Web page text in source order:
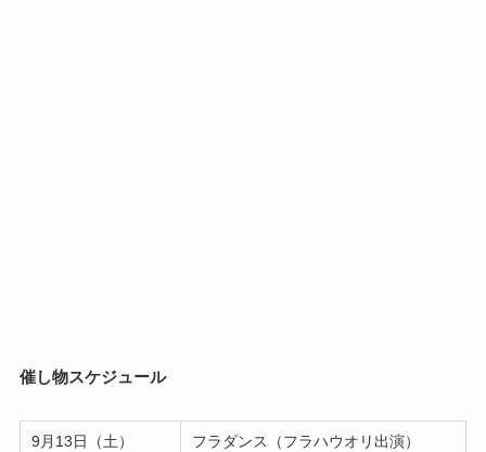
催し物スケジュール
9月13日（土） フラダンス（フラハウオリ出演）